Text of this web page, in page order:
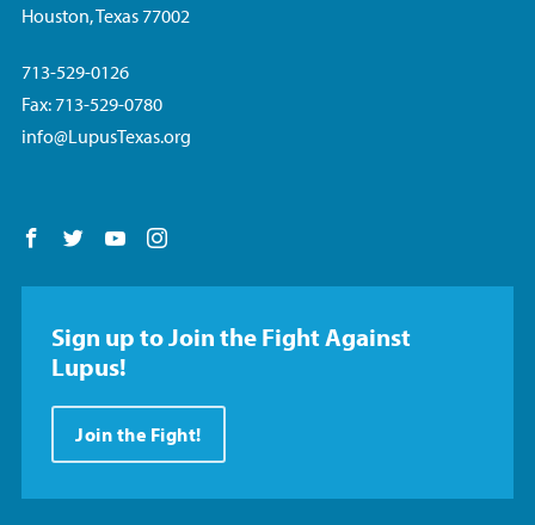
Houston, Texas 77002
713-529-0126
Fax: 713-529-0780
info@LupusTexas.org
Follow us on Facebook
Follow us on Twitter
Follow us on YouTube
Sign up to Join the Fight Against
Lupus!
Join the Fight!